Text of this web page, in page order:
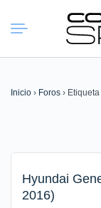
Buscar:
Inicio › Foros ›
Hyundai
2016)